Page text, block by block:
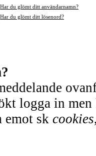
Har du glömt ditt användarnamn?
Har du glömt ditt lösenord?
logga in
emot sk cookies